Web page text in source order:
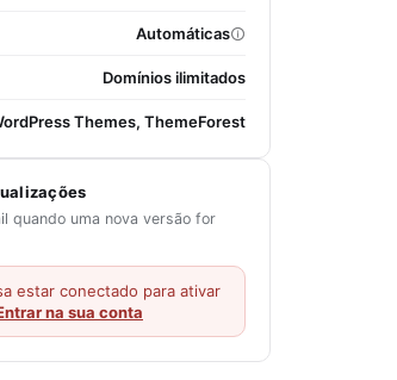
Automáticas
Domínios ilimitados
Themes, ThemeForest
quando uma nova versão for
estar conectado para ativar
na sua conta